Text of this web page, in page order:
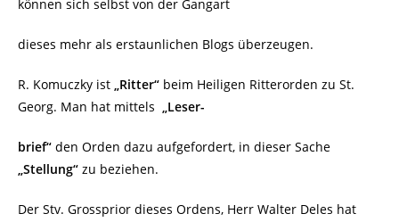
können sich selbst von der Gangart
dieses mehr als erstaunlichen Blogs überzeugen.
R. Komuczky ist „Ritter“ beim Heiligen Ritterorden zu St.
Georg. Man hat mittels „Leser-
brief“ den Orden dazu aufgefordert, in dieser Sache
„Stellung“ zu beziehen.
Der Stv. Grossprior dieses Ordens, Herr Walter Deles hat